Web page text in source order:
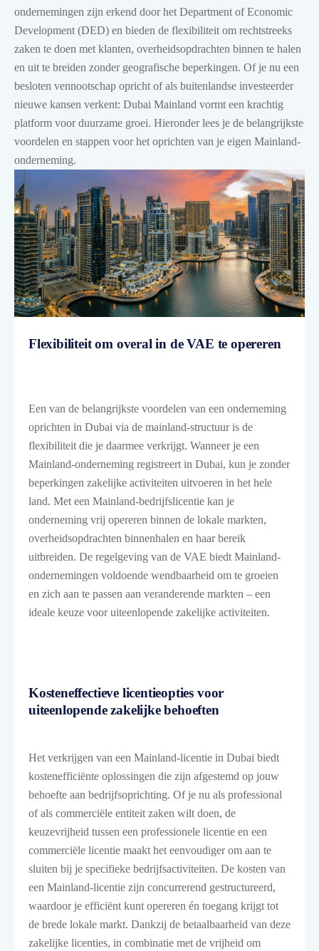
ondernemingen zijn erkend door het Department of Economic
Development (DED) en bieden de flexibiliteit om rechtstreeks
zaken te doen met klanten, overheidsopdrachten binnen te halen
en uit te breiden zonder geografische beperkingen. Of je nu een
besloten vennootschap opricht of als buitenlandse investeerder
nieuwe kansen verkent: Dubai Mainland vormt een krachtig
platform voor duurzame groei. Hieronder lees je de belangrijkste
voordelen en stappen voor het oprichten van je eigen Mainland-
onderneming.
Flexibiliteit om overal in de VAE te opereren
Een van de belangrijkste voordelen van een onderneming
oprichten in Dubai via de mainland-structuur is de
flexibiliteit die je daarmee verkrijgt. Wanneer je een
Mainland-onderneming registreert in Dubai, kun je zonder
beperkingen zakelijke activiteiten uitvoeren in het hele
land. Met een Mainland-bedrijfslicentie kan je
onderneming vrij opereren binnen de lokale markten,
overheidsopdrachten binnenhalen en haar bereik
uitbreiden. De regelgeving van de VAE biedt Mainland-
ondernemingen voldoende wendbaarheid om te groeien
en zich aan te passen aan veranderende markten – een
ideale keuze voor uiteenlopende zakelijke activiteiten.
Kosteneffectieve licentieopties voor
uiteenlopende zakelijke behoeften
Het verkrijgen van een Mainland-licentie in Dubai biedt
kostenefficiënte oplossingen die zijn afgestemd op jouw
behoefte aan bedrijfsoprichting. Of je nu als professional
of als commerciële entiteit zaken wilt doen, de
keuzevrijheid tussen een professionele licentie en een
commerciële licentie maakt het eenvoudiger om aan te
sluiten bij je specifieke bedrijfsactiviteiten. De kosten van
een Mainland-licentie zijn concurrerend gestructureerd,
waardoor je efficiënt kunt opereren én toegang krijgt tot
de brede lokale markt. Dankzij de betaalbaarheid van deze
zakelijke licenties, in combinatie met de vrijheid om